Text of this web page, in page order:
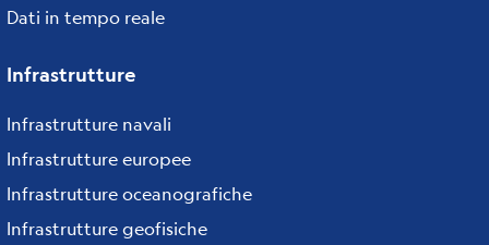
Dati in tempo reale
Infrastrutture
Infrastrutture navali
Infrastrutture europee
Infrastrutture oceanografiche
Infrastrutture geofisiche